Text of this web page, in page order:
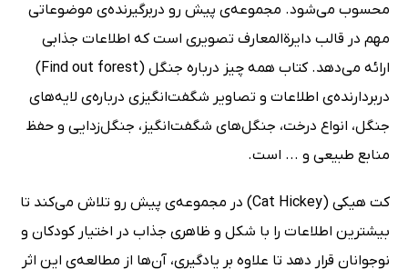
محسوب می‌شود. مجموعه‌ی پیش رو دربرگیرنده‌ی موضوعاتی
مهم در قالب دایرةالمعارف تصویری است که اطلاعات جذابی
ارائه می‌دهد. کتاب همه چیز درباره جنگل (Find out forest)
دربردارنده‌ی اطلاعات و تصاویر شگفت‌انگیزی درباره‌ی لایه‌های
جنگل، انواع درخت، جنگل‌های شگفت‌انگیز، جنگل‌زدایی و حفظ
منابع طبیعی و ... است.
کت هیکی (Cat Hickey) در مجموعه‌ی پیش رو تلاش می‌کند تا
بیشترین اطلاعات را با شکل و ظاهری جذاب در اختیار کودکان و
نوجوانان قرار دهد تا علاوه بر یادگیری، آن‌ها از مطالعه‌ی این اثر